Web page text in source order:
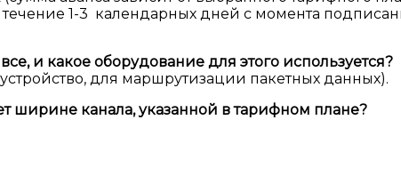
1-3 календарных дней с момента
и какое оборудование для этого используется?
для маршрутизации пакетных данных).
ширине канала, указанной в тарифном плане?